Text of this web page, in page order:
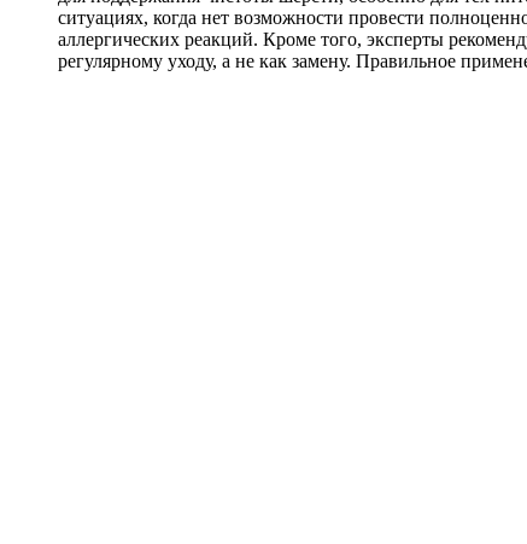
ситуациях, когда нет возможности провести
аллергических реакций. Кроме того, эксперты
регулярному уходу, а не как замену. Правильное